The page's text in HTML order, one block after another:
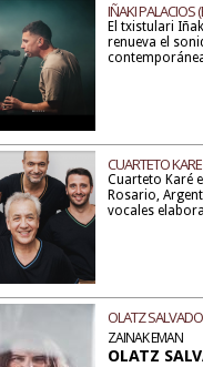
IÑAKI PALACIOS
El txistulari
renueva el
CUARTETO
Cuarteto Karé
Rosario,
vocales
OLATZ
ZAINAK EMAN
OLATZ